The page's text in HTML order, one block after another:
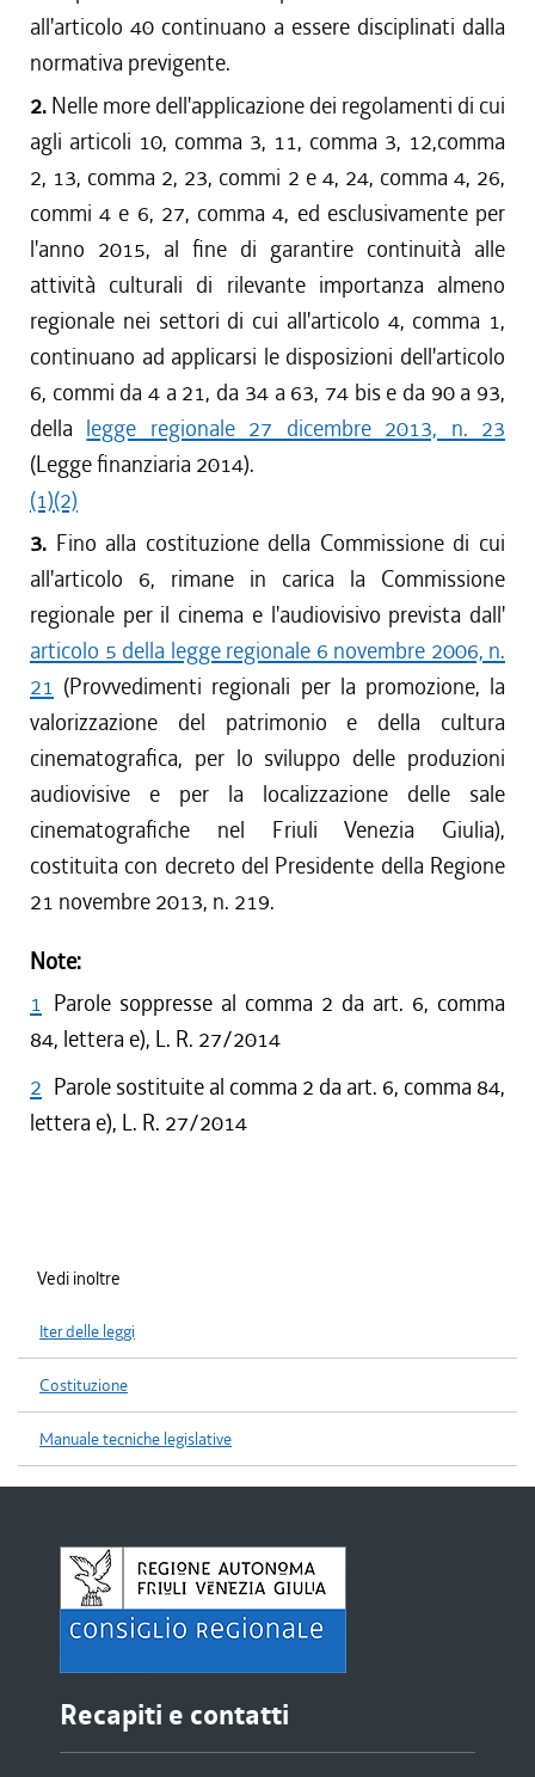
dal 08/11/2018 al 31/12/2018
dal 10/08/2017 al 07/11/2018
dal 18/05/2017 al 09/08/2017
dal 01/12/2016 al 17/05/2017
dal 10/11/2016 al 30/11/2016
dal 13/08/2016 al 09/11/2016
dal 13/05/2016 al 12/08/2016
dal 26/02/2016 al 12/05/2016
dal 13/01/2016 al 25/02/2016
dal 01/01/2016 al 12/01/2016
dal 11/08/2015 al 31/12/2015
dal 31/03/2015 al 10/08/2015
dal 07/01/2015 al 30/03/2015
dal 04/09/2014 al 06/01/2015
all'articolo 40 continuano a essere disciplinati dalla
normativa previgente.
2. Nelle more dell'applicazione dei regolamenti di cui
agli articoli 10, comma 3, 11, comma 3, 12,comma
2, 13, comma 2, 23, commi 2 e 4, 24, comma 4, 26,
commi 4 e 6, 27, comma 4, ed esclusivamente per
l'anno 2015, al fine di garantire continuità alle
attività culturali di rilevante importanza almeno
regionale nei settori di cui all'articolo 4, comma 1,
continuano ad applicarsi le disposizioni dell'articolo
6, commi da 4 a 21, da 34 a 63, 74 bis e da 90 a 93,
della legge regionale 27 dicembre 2013, n. 23
(Legge finanziaria 2014).
(1)(2)
3. Fino alla costituzione della Commissione di cui
all'articolo 6, rimane in carica la Commissione
regionale per il cinema e l'audiovisivo prevista dall'
articolo 5 della legge regionale 6 novembre 2006, n.
21 (Provvedimenti regionali per la promozione, la
valorizzazione del patrimonio e della cultura
cinematografica, per lo sviluppo delle produzioni
audiovisive e per la localizzazione delle sale
cinematografiche nel Friuli Venezia Giulia),
costituita con decreto del Presidente della Regione
21 novembre 2013, n. 219.
Note:
1 Parole soppresse al comma 2 da art. 6, comma
84, lettera e), L. R. 27/2014
2 Parole sostituite al comma 2 da art. 6, comma 84,
lettera e), L. R. 27/2014
Vedi inoltre
Iter delle leggi
Costituzione
Manuale tecniche legislative
Recapiti e contatti